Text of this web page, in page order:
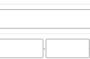
-